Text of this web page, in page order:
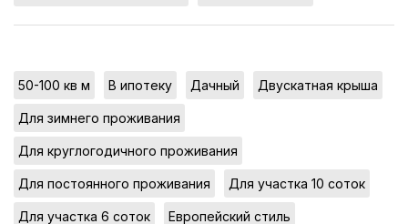
50-100 кв м В ипотеку Дачный Двускатная крыша
Для зимнего проживания
Для круглогодичного проживания
Для постоянного проживания Для участка 10 соток
Для участка 6 соток Европейский стиль